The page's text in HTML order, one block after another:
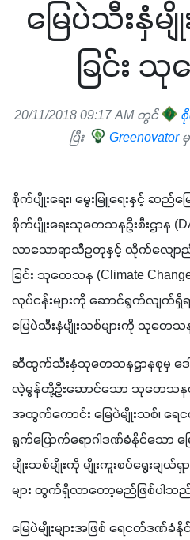
မြေပဲသီးနှံမ
ခြင်း
20/11/2018 09:17 AM တွင်
ပြီး
Greenovator
စိုက်ပျိုးရေး၊ မွေးမြူရေးနှင့် ဆည်မြ
စိုက်ပျိုးရေးသုတေသနဦးစီးဌာန
လာသောရာသီဥတုနှင့် လိုက်လျောညီ
ခြင်း သုတေသန (Climate
လုပ်ငန်းများကို ဆောင်ရွက်လျက်
မြေပဲသီးနှံမျိုးသစ်များကို သုတေ
ဆီထွက်သီးနှံသုတေသနဌာနစုမှ ဒေါက်
လဲ့မွန်တို့ဦးဆောင်သော သုတေသန
အထွက်ကောင်း မြေပဲမျိုးသစ်၊ ရေ
ရွက်ပြောက်ရောဂါဒဏ်ခံနိုင်သော မြ
မျိုးသစ်မျိုးကို မျိုးကူးစပ်ရွေးချယ်
များ ထွက်ရှိလာတော့မည်ဖြစ်ပါသည်
မြေပဲမျိုးများအဖြစ် ရေငတ်ဒဏ်ခံ